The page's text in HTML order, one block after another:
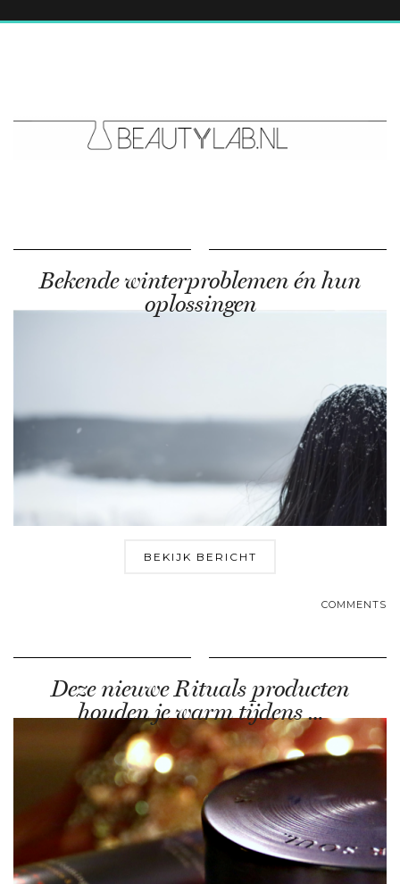
Bekende winterproblemen én hun
oplossingen
BEKIJK BERICHT
COMMENTS
Deze nieuwe Rituals producten
houden je warm tijdens …